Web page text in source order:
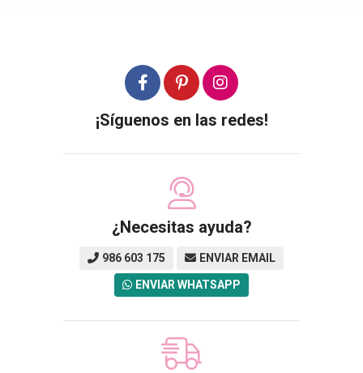
¡Síguenos en las redes!
¿Necesitas ayuda?
986 603 175 ENVIAR EMAIL
ENVIAR WHATSAPP